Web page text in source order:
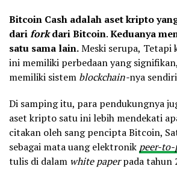
Bitcoin Cash adalah aset kripto
dariforkdari Bitcoin.Keduanya
satu sama lain.Meski serupa, Tetapi
ini memiliki perbedaan yang
memiliki sistem blockchain-nya
Di samping itu, para pendukungnya
aset kripto satu ini lebih mendekati
citakan oleh sang pencipta Bitcoin,
sebagai mata uang elektronik peer-to-
tulis di dalam white paperpada tahun